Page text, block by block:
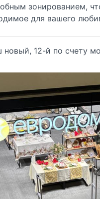
зонированием,
для вашего
новый, 12-й по счету